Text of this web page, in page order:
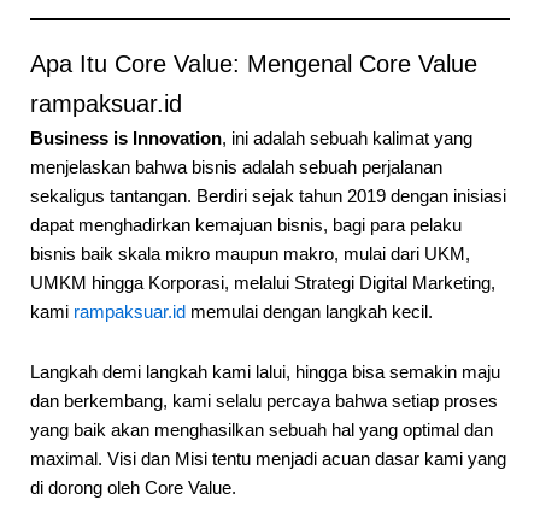
Apa Itu Core Value: Mengenal Core Value
rampaksuar.id
Business is Innovation, ini adalah sebuah kalimat yang
menjelaskan bahwa bisnis adalah sebuah perjalanan
sekaligus tantangan. Berdiri sejak tahun 2019 dengan inisiasi
dapat menghadirkan kemajuan bisnis, bagi para pelaku
bisnis baik skala mikro maupun makro, mulai dari UKM,
UMKM hingga Korporasi, melalui Strategi Digital Marketing,
kami rampaksuar.id memulai dengan langkah kecil.
Langkah demi langkah kami lalui, hingga bisa semakin maju
dan berkembang, kami selalu percaya bahwa setiap proses
yang baik akan menghasilkan sebuah hal yang optimal dan
maximal. Visi dan Misi tentu menjadi acuan dasar kami yang
di dorong oleh Core Value.